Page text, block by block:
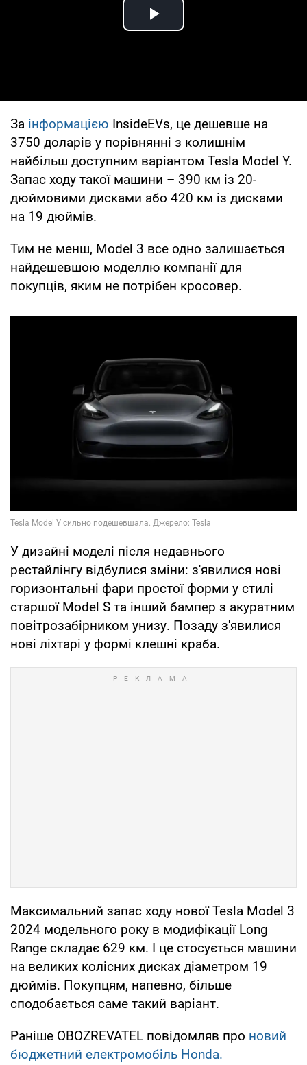
Play Video
За інформацією InsideEVs, це дешевше на
3750 доларів у порівнянні з колишнім
найбільш доступним варіантом Tesla Model Y.
Запас ходу такої машини – 390 км із 20-
дюймовими дисками або 420 км із дисками
на 19 дюймів.
Тим не менш, Model 3 все одно залишається
найдешевшою моделлю компанії для
покупців, яким не потрібен кросовер.
У дизайні моделі після недавнього
рестайлінгу відбулися зміни: з'явилися нові
горизонтальні фари простої форми у стилі
старшої Model S та інший бампер з акуратним
повітрозабірником унизу. Позаду з'явилися
нові ліхтарі у формі клешні краба.
Максимальний запас ходу нової Tesla Model 3
2024 модельного року в модифікації Long
Range складає 629 км. І це стосується машини
на великих колісних дисках діаметром 19
дюймів. Покупцям, напевно, більше
сподобається саме такий варіант.
Раніше OBOZREVATEL повідомляв про новий
бюджетний електромобіль Honda.